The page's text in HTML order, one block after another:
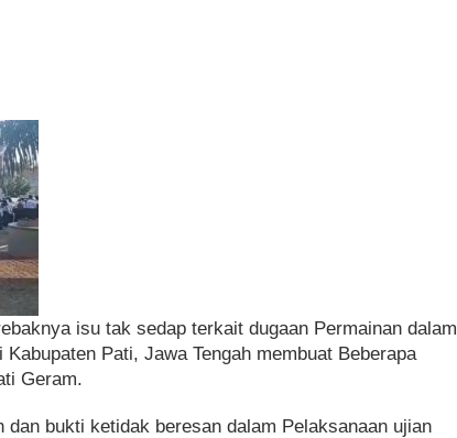
isu tak sedap terkait dugaan Permainan dalam
Pati, Jawa Tengah membuat Beberapa
Geram.
dan bukti ketidak beresan dalam Pelaksanaan ujian